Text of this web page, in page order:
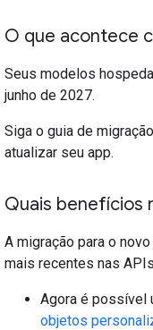
O que acontece
Seus modelos
junho de 2027.
Siga o guia de
atualizar seu app.
Quais benefícios
A migração para o
mais recentes nas
Agora é possível
objetos